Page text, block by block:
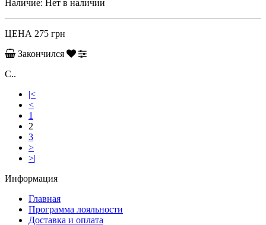
Наличие: Нет в наличии
ЦЕНА 275 грн
Закончился
C..
|<
<
1
2
3
>
>|
Информация
Главная
Программа лояльности
Доставка и оплата